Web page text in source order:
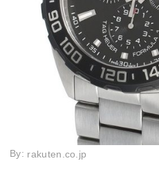
By: rakuten.co.jp